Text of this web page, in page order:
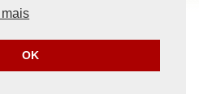
OK